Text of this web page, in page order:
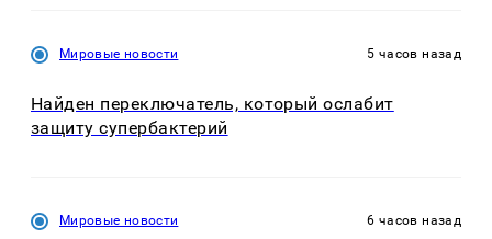
Мировые новости 5 часов назад
Найден переключатель, который ослабит
защиту супербактерий
Мировые новости 6 часов назад